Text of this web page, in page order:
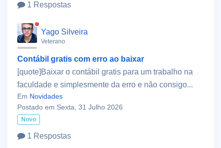
1 Respostas
Yago Silveira
Veterano
Contábil gratis com erro ao baixar
[quote]Baixar o contábil gratis para um trabalho na
faculdade e simplesmente da erro e não consigo...
Em Novidades
Postado em Sexta, 31 Julho 2026
Novo
1 Respostas